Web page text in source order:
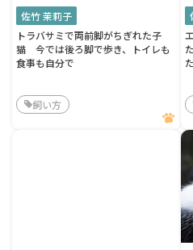
佐竹 茉莉子
トラバサミで両前脚がちぎれた子
猫 今では後ろ脚で歩き、トイレも
食事も自分で
飼い方